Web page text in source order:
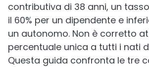
contributiva di 38 anni, un
il 60% per un dipendente e
un autonomo. Non è corretto
percentuale unica a tutti i nati
Questa guida confronta le tre